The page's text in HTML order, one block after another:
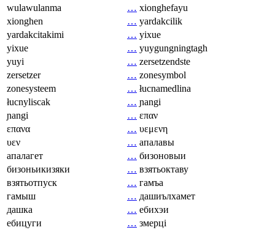
wulawulanma
… xionghefayu
xionghen
… yardakcilik
yardakcitakimi
… yixue
yixue
… yuygungningtagh
yuyi
… zersetzendste
zersetzer
… zonesymbol
zonesysteem
… łucnamedlina
łucnyliscak
… ɲangi
ɲangi
… επαν
επανα
… υεμενη
υεν
… апалавы
апалагет
… бизоновыи
бизоньикизяки
… взятьоктаву
взятьотпуск
… гамъа
гамыш
… дашиълхамет
дашка
… ебихэи
ебицуги
… змерці